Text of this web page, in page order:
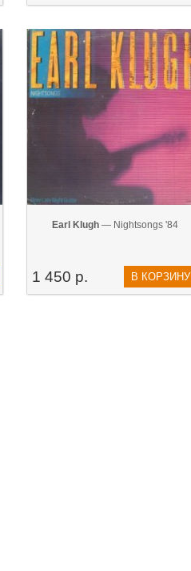
Earl Klugh— Nightsongs '84
1 450 р. В КОРЗИНУ